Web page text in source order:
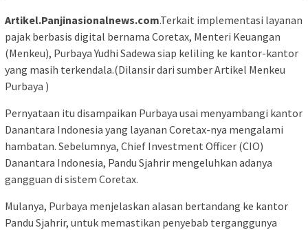
Artikel.Panjinasionalnews.com.Terkait implementasi layanan
pajak berbasis digital bernama Coretax, Menteri Keuangan
(Menkeu), Purbaya Yudhi Sadewa siap keliling ke kantor-kantor
yang masih terkendala.(Dilansir dari sumber Artikel Menkeu
Purbaya )
Pernyataan itu disampaikan Purbaya usai menyambangi kantor
Danantara Indonesia yang layanan Coretax-nya mengalami
hambatan. Sebelumnya, Chief Investment Officer (CIO)
Danantara Indonesia, Pandu Sjahrir mengeluhkan adanya
gangguan di sistem Coretax.
Mulanya, Purbaya menjelaskan alasan bertandang ke kantor
Pandu Sjahrir, untuk memastikan penyebab terganggunya